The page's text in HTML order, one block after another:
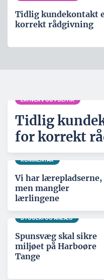
Tidlig kundekontakt
korrekt rådgivning
ERHVERV OG POLITIK
Tidlig
for korrekt
KOMMENTAR
Vi har lærepladserne,
men mangler
lærlingene
BYGGERI OG ANLÆG
Spunsvæg skal sikre
miljøet på Harboøre
Tange